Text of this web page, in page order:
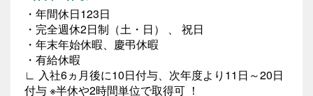
・年間休日123日
・完全週休2日制（土・日） 、 祝日
・年末年始休暇、慶弔休暇
・有給休暇
∟ 入社6ヵ月後に10日付与、次年度より11日～20日
付与 ※半休や2時間単位で取得可 ！